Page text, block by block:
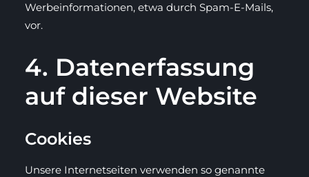
Werbeinformationen, etwa durch Spam-E-Mails,
vor.
4. Datenerfassung
auf dieser Website
Cookies
Unsere Internetseiten verwenden so genannte